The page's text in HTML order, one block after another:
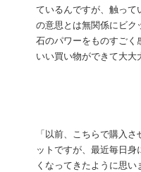
ているんですが、触って
の意思とは無関係にビク
石のパワーをものすごく
いい買い物ができて大大
「以前、こちらで購入
ットですが、最近毎日
くなってきたように思い